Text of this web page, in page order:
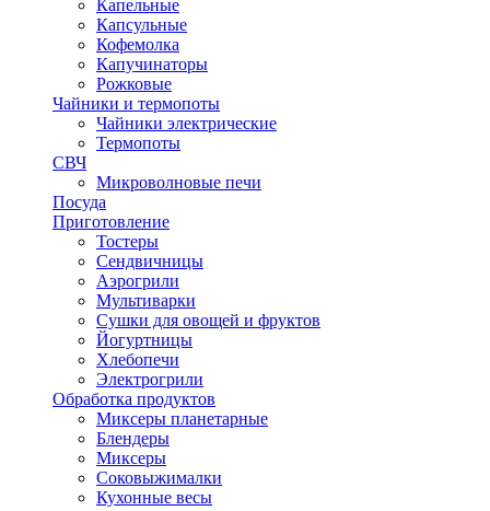
Капельные
Капсульные
Кофемолка
Капучинаторы
Рожковые
Чайники и термопоты
Чайники электрические
Термопоты
СВЧ
Микроволновые печи
Посуда
Приготовление
Тостеры
Сендвичницы
Аэрогрили
Мультиварки
Сушки для овощей и фруктов
Йогуртницы
Хлебопечи
Электрогрили
Обработка продуктов
Миксеры планетарные
Блендеры
Миксеры
Соковыжималки
Кухонные весы